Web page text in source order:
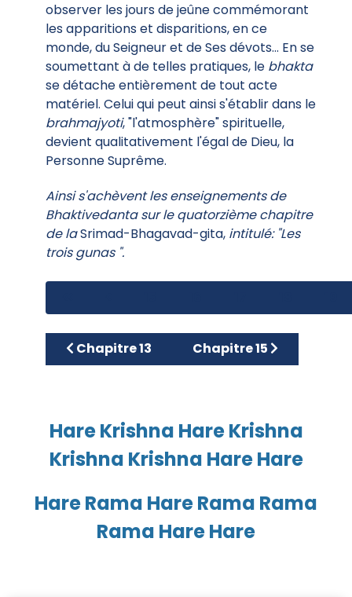
observer les jours de jeûne commémorant
les apparitions et disparitions, en ce
monde, du Seigneur et de Ses dévots... En se
soumettant à de telles pratiques, le bhakta
se détache entièrement de tout acte
matériel. Celui qui peut ainsi s'établir dans le
brahmajyoti, "l'atmosphère" spirituelle,
devient qualitativement l'égal de Dieu, la
Personne Suprême.
Ainsi s'achèvent les enseignements de
Bhaktivedanta sur le quatorzième chapitre
de laSrimad-Bhagavad-gita, intitulé: "Les
trois gunas ".
Article précédent : Chapitre 13
Chapitre 13 Article suivant :
Chapitre 15
Hare Krishna Hare Krishna
Krishna Krishna Hare Hare
Hare Rama Hare Rama Rama
Rama Hare Hare